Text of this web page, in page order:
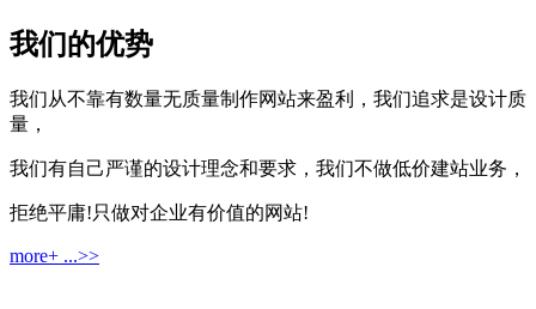
我们的优势
我们从不靠有数量无质量制作网站来盈利，我们追求是设计质
量，
我们有自己严谨的设计理念和要求，我们不做低价建站业务，
拒绝平庸!只做对企业有价值的网站!
more+ ...>>